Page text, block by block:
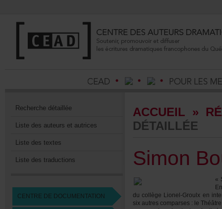
Recherchedétaillée
Listedesauteursetautrices
Listedestextes
Listedestraductions
CENTREDEDOCUMENTATION
ACCUEIL »
DÉTAILLÉE
ducollègeLionel-